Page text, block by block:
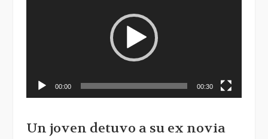
00:00 00:30
Un joven detuvo a su ex novia